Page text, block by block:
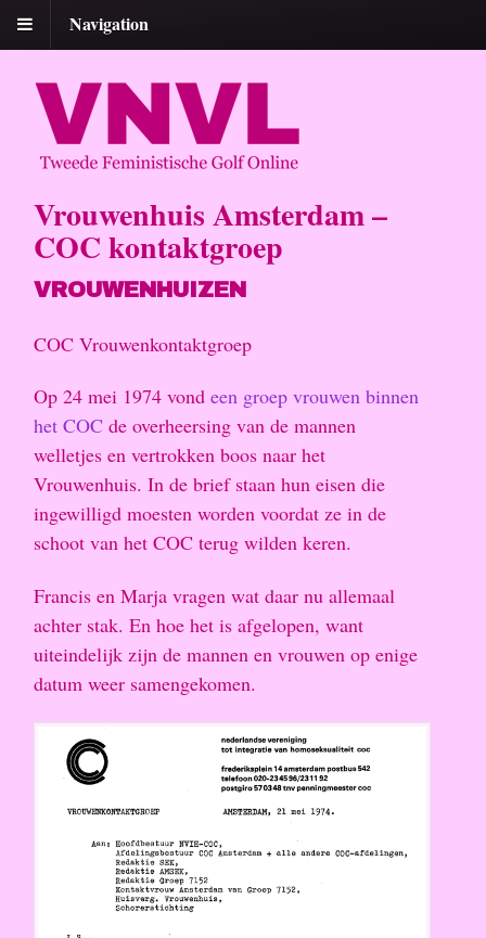
Navigation
Vrouwenhuis Amsterdam –
COC kontaktgroep
VROUWENHUIZEN
COC Vrouwenkontaktgroep
Op 24 mei 1974 vond een groep vrouwen binnen
het COC de overheersing van de mannen
welletjes en vertrokken boos naar het
Vrouwenhuis. In de brief staan hun eisen die
ingewilligd moesten worden voordat ze in de
schoot van het COC terug wilden keren.
Francis en Marja vragen wat daar nu allemaal
achter stak. En hoe het is afgelopen, want
uiteindelijk zijn de mannen en vrouwen op enige
datum weer samengekomen.